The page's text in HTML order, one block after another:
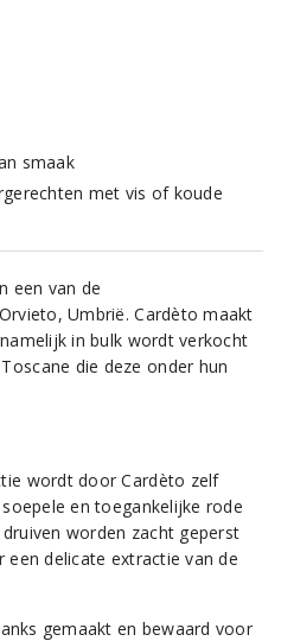
smaak
met vis of koude
een van de
Umbrië. Cardèto maakt
in bulk wordt verkocht
die deze onder hun
wordt door Cardèto zelf
en toegankelijke rode
worden zacht geperst
delicate extractie van de
gemaakt en bewaard voor